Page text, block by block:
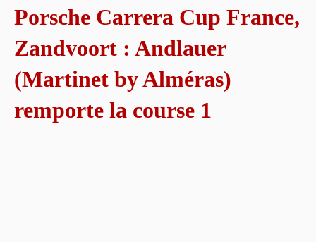
Porsche Carrera Cup France,
Zandvoort : Andlauer
(Martinet by Alméras)
remporte la course 1